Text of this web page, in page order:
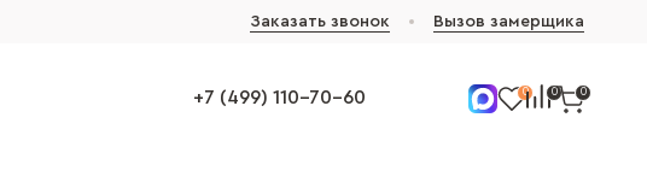
Заказать звонок Вызов замерщика
+7 (499) 110-70-60 0 0 0